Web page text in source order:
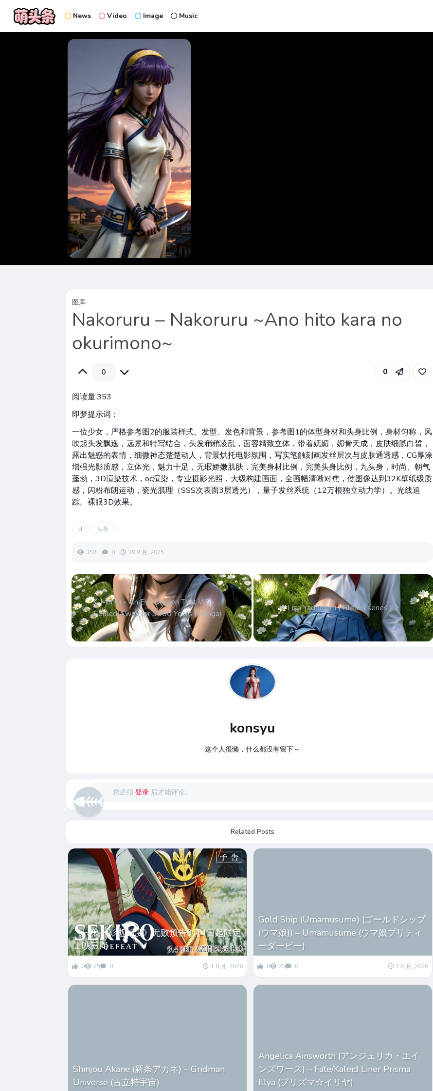
News Video Image Music
图库
Nakoruru – Nakoruru ~Ano hito kara no
okurimono~
0 0
阅读量:353
即梦提示词：
一位少女，严格参考图2的服装样式、发型、发色和背景，参考图1的体型身材和头身比例，身材匀称，风
吹起头发飘逸，远景和特写结合，头发稍稍凌乱，面容精致立体，带着妩媚，媚骨天成，皮肤细腻白皙，
露出魅惑的表情，细微神态楚楚动人，背景烘托电影氛围，写实笔触刻画发丝层次与皮肤通透感，CG厚涂
增强光影质感，立体光，魅力十足，无瑕娇嫩肌肤，完美身材比例，完美头身比例，九头身，时尚、朝气
蓬勃，3D渲染技术，oc渲染，专业摄影光照，大级构建画面，全画幅清晰对焦，使图像达到32K壁纸级质
感，闪粉布朗运动，瓷光肌理（SSS次表面3层透光），量子发丝系统（12万根独立动力学）。光线追
踪。裸眼3D效果。
d 头身
352 0 29 9 月, 2025
Mumu - An Evil Dragon That Was
Sealed Away for 3000 Years (Manga)
Lisa Yadomaru ( Bleach series )
konsyu
这个人很懒，什么都没有留下～
您必须登录 后才能评论。
Related Posts
《只狼：影逝二度》无败预告9月4日起限定
上映三周
0 25 0 1 8 月, 2026
Gold Ship (Umamusume) (ゴールドシップ
(ウマ娘)) – Umamusume (ウマ娘プリティ
ーダービー)
0 20 0 1 8 月, 2026
Shinjou Akane (新条アカネ) – Gridman
Universe (古立特宇宙)
Angelica Ainsworth (アンジェリカ・エイ
ンズワース) – Fate/Kaleid Liner Prisma
Illya (プリズマ☆イリヤ)